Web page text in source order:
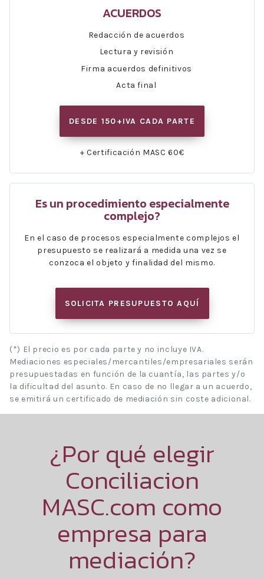
ACUERDOS
Redacción de acuerdos
Lectura y revisión
Firma acuerdos definitivos
Acta final
DESDE 150+IVA CADA PARTE
+ Certificación MASC 60€
Es un procedimiento especialmente
complejo?
En el caso de procesos especialmente complejos el
presupuesto se realizará a medida una vez se
conzoca el objeto y finalidad del mismo.
SOLICITA PRESUPUESTO AQUÍ
(*) El precio es por cada parte y no incluye IVA.
Mediaciones especiales/mercantiles/empresariales serán
presupuestadas en función de la cuantía, las partes y/o
la dificultad del asunto. En caso de no llegar a un acuerdo,
se emitirá un certificado de mediación sin coste adicional.
¿Por qué elegir
Conciliacion
MASC.com como
empresa para
mediación?